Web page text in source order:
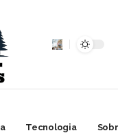
Tecnologia